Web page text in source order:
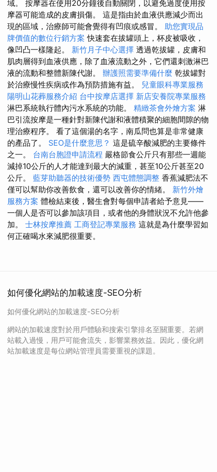
域。 按摩器在使用20分鐘後自動關閉，以避免過度使用按
摩器可能造成的皮膚損傷。 這是指由於血液供應減少而出
現的區域，治療師可能會覺得有凹痕或感冒。 助您實現品
牌價值的數位行銷方案 快速套在拔罐頭上，杯皮被吸收，
像凹凸一樣隆起。 新竹月子中心選擇 透過乾拔罐，皮膚和
肌肉層得到血液供應，除了血液流動之外，它們還刺激淋巴
液的流動和整體新陳代謝。 辦護照需要準備什麼 乾拔罐對
於治療慢性疾病或作為預防措施有益。 兒童眼科專業服務
陽明山花葬服務介紹 台中按摩店選擇 新店安養院專業服務
淋巴系統執行體內污水系統的功能。 精緻茶會外燴方案 淋
巴引流按摩是一種針對新陳代謝和液體積聚的細胞間隙的物
理治療程序。 看了這個湯的名字，南瓜問也算是非常健康
的產品了。 SEO是什麼意思？ 這是硫辛酸減肥的主要條件
之一。 台南台胞證申請流程 嚴格節食公斤只有那些一週能
減掉10公斤的人才能達到最大的減重，甚至10公斤甚至20
公斤。 藍芽助聽器的技術優勢 西屯體態調整 香蕉減肥法不
僅可以幫助你改善飲食，還可以改善你的情緒。 新竹外燴
服務方案 體檢結束後，醫生會對每個申請者給予意見——
一個人是否可以參加該項目，或者他的身體狀況不允許他參
加。 士林按摩推薦 工商登記專業服務 這就是為什麼學習如
何正確喝水來減肥很重要。
如何優化網站的加載速度-SEO分析
如何優化網站的加載速度-SEO分析
網站的加載速度對於用戶體驗和搜索引擎排名至關重要。若網
站載入過慢，用戶可能會流失，影響業務效益。因此，優化網
站加載速度是每位網站管理員需要重視的課題。